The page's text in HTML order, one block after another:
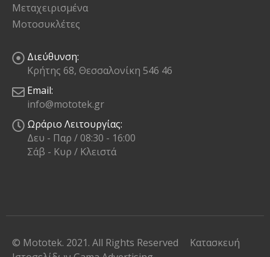
Μεταχειρισμένα
Μοτοσυκλέτες
Διεύθυνση:
Κρήτης 68, Θεσσαλονίκη 546 46
Email:
info@mototek.gr
Ωράριο Λειτουργίας:
Δευ - Παρ / 08:30 - 16:00
Σάβ - Κυρ / Κλειστά
© Mototek. 2021. All Rights Reserved
Κατασκευή